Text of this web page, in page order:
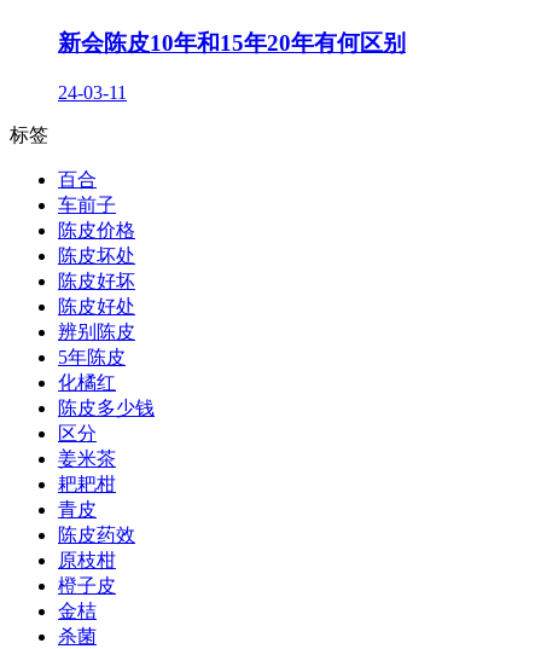
新会陈皮10年和15年20年有何区别
24-03-11
标签
百合
车前子
陈皮价格
陈皮坏处
陈皮好坏
陈皮好处
辨别陈皮
5年陈皮
化橘红
陈皮多少钱
区分
姜米茶
耙耙柑
青皮
陈皮药效
原枝柑
橙子皮
金桔
杀菌